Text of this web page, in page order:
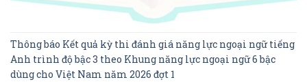
Thông báo Kết quả kỳ thi đánh giá năng lực ngoại ngữ tiếng
Anh trình độ bậc 3 theo Khung năng lực ngoại ngữ 6 bậc
dùng cho Việt Nam năm 2026 đợt 1